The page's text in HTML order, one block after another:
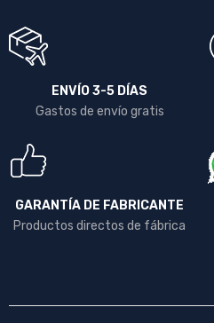
ENVÍO 3-5 DÍAS
Gastos de envío gratis
GARANTÍA DE FABRICANTE
Productos directos de fábrica